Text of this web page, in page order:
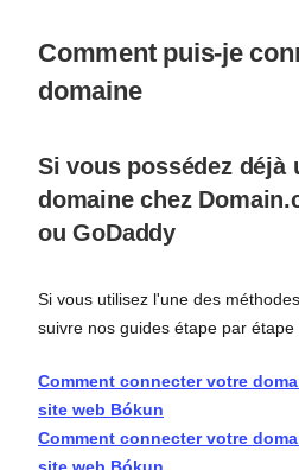
Comment puis-je
domaine
Si vous possédez déjà
domaine chez
ou GoDaddy
Si vous utilisez l'une des
suivre nos guides étape par étape
Comment connecter votre
site web Bókun
Comment connecter votre